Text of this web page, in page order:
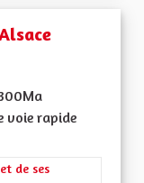
voie rapide
de ses